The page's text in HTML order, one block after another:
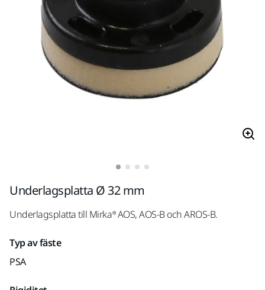
Underlagsplatta Ø 32 mm
Underlagsplatta till Mirka® AOS, AOS-B och AROS-B.
Typ av fäste
PSA